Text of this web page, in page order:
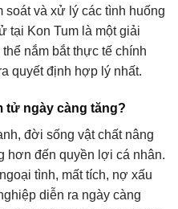
soát và xử lý các tình huống
tại Kon Tum là một giải
nắm bắt thực tế chính
quyết định hợp lý nhất.
tử ngày càng tăng?
đời sống vật chất nâng
hơn đến quyền lợi cá nhân.
tình, mất tích, nợ xấu
diễn ra ngày càng